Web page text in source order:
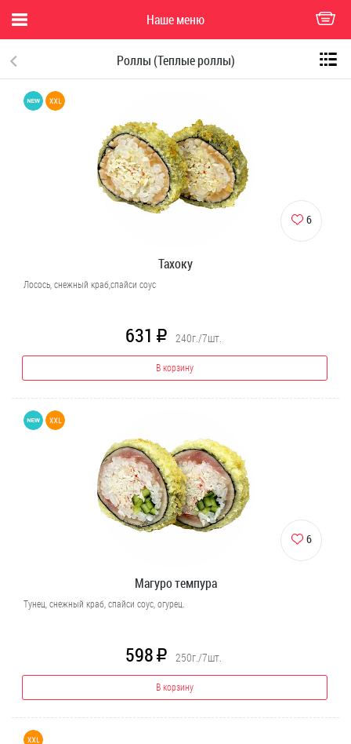
Наше меню
Роллы (Теплые роллы)
6
Тахоку
Лосось, снежный краб,спайси соус
631 R 240г./7шт.
В корзину
6
Магуро темпура
Тунец, снежный краб, спайси соус, огурец.
598 R 250г./7шт.
В корзину